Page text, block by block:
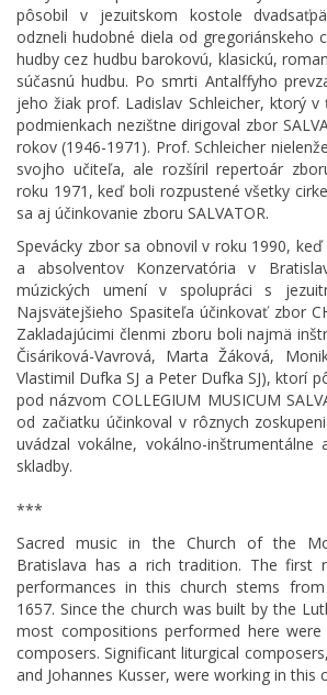
pôsobil v jezuitskom kostole
odzneli hudobné diela od gregoriánskeho
hudby cez hudbu barokovú, klasickú,
súčasnú hudbu. Po smrti Antalffyho
jeho žiak prof. Ladislav Schleicher, ktorý v
podmienkach nezištne dirigoval zbor
rokov (1946-1971). Prof. Schleicher
svojho učiteľa, ale rozšíril repertoár
roku 1971, keď boli rozpustené všetky
sa aj účinkovanie zboru SALVATOR.
Spevácky zbor sa obnovil v roku 1990,
a absolventov Konzervatória v
múzických umení v spolupráci s
Najsvätejšieho Spasiteľa účinkovať zbor
Zakladajúcimi členmi zboru boli najmä
Čisáriková-Vavrová, Marta Žáková,
Vlastimil Dufka SJ a Peter Dufka SJ), ktorí
pod názvom COLLEGIUM MUSICUM
od začiatku účinkoval v rôznych
uvádzal vokálne, vokálno-inštrumentálne
skladby.
***
Sacred music in the Church of the
Bratislava has a rich tradition. The first
performances in this church stems
1657. Since the church was built by the
most compositions performed here
composers. Significant liturgical
and Johannes Kusser, were working in this